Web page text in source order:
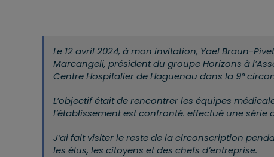
Le 12 avril 2024, à mon invitation, Yael Braun-
Marcangeli, président du groupe Horizons à
Centre Hospitalier de Haguenau dans la 9°
L’objectif était de rencontrer les équipes
l’établissement est confronté. effectué une série
J’ai fait visiter le reste de la circonscription
les élus, les citoyens et des chefs d’entreprise.